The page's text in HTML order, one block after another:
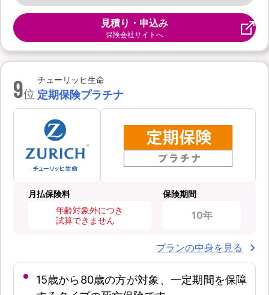
見積り・申込み
保険会社サイトへ
9位
チューリッヒ生命
定期保険プラチナ
月払保険料
年齢対象外につき
試算できません
保険期間
10年
プランの中身を見る
15歳から80歳の方が対象、一定期間を保障